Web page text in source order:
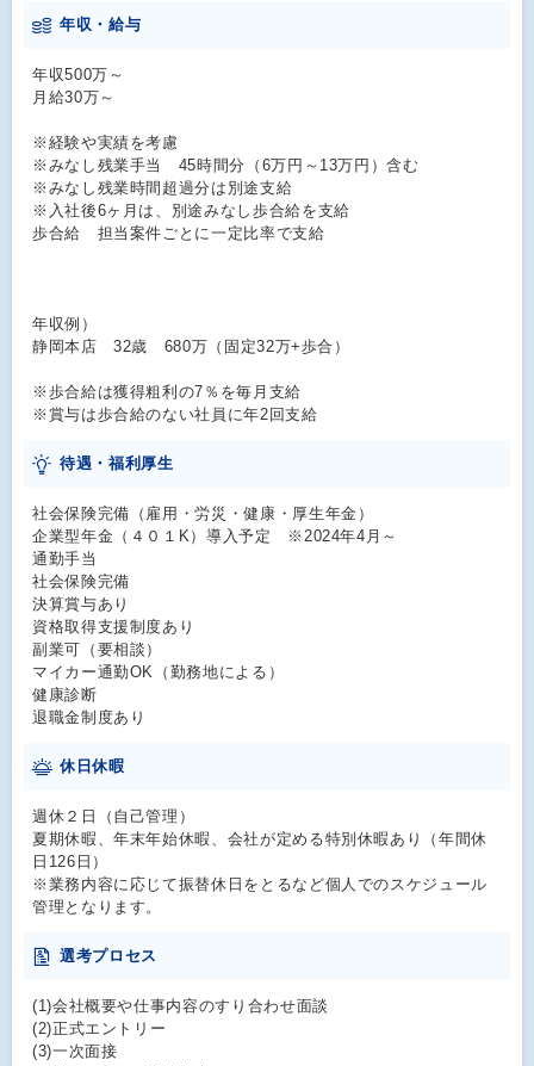
年収・給与
年収500万～
月給30万～
※経験や実績を考慮
※みなし残業手当 45時間分（6万円～13万円）含む
※みなし残業時間超過分は別途支給
※入社後6ヶ月は、別途みなし歩合給を支給
歩合給 担当案件ごとに一定比率で支給
年収例）
静岡本店 32歳 680万（固定32万+歩合）
※歩合給は獲得粗利の7％を毎月支給
※賞与は歩合給のない社員に年2回支給
待遇・福利厚生
社会保険完備（雇用・労災・健康・厚生年金）
企業型年金（４０１K）導入予定 ※2024年4月～
通勤手当
社会保険完備
決算賞与あり
資格取得支援制度あり
副業可（要相談）
マイカー通勤OK（勤務地による）
健康診断
退職金制度あり
休日休暇
週休２日（自己管理）
夏期休暇、年末年始休暇、会社が定める特別休暇あり（年間休
日126日）
※業務内容に応じて振替休日をとるなど個人でのスケジュール
管理となります。
選考プロセス
(1)会社概要や仕事内容のすり合わせ面談
(2)正式エントリー
(3)一次面接